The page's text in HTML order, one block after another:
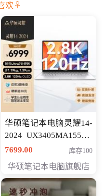
欢
华硕笔记本电脑灵耀14-
2024 UX3405MA155夜
空蓝 oled 智慧轻薄本 会
7699.00 库存100
华硕笔记本电脑旗舰店